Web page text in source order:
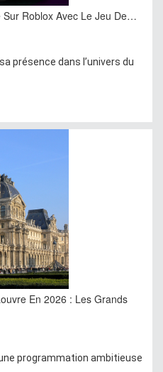
Roblox Avec Le Jeu De…
présence dans l’univers du
En 2026 : Les Grands
programmation ambitieuse